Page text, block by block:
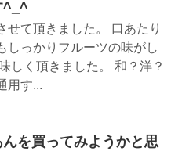
^_^
せて頂きました。 口あたり
しっかりフルーツの味がし
しく頂きました。 和？洋？
用す...
を買ってみようかと思